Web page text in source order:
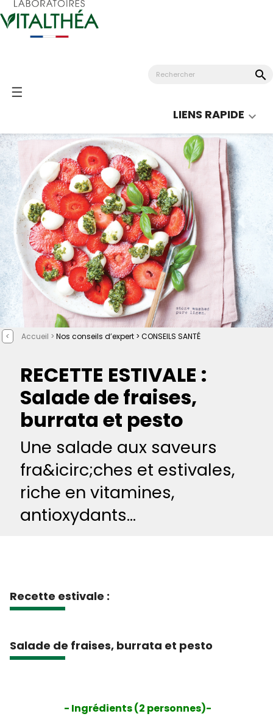
Basculer
☰
search
LIENS RAPIDE 
< Accueil > Nos conseils d’expert > CONSEILS SANTÉ
RECETTE ESTIVALE :
Salade de fraises,
burrata et pesto
Une salade aux saveurs
fra&icirc;ches et estivales,
riche en vitamines,
antioxydants...
Recette estivale :
Salade de fraises, burrata et pesto
- Ingrédients (2 personnes)-